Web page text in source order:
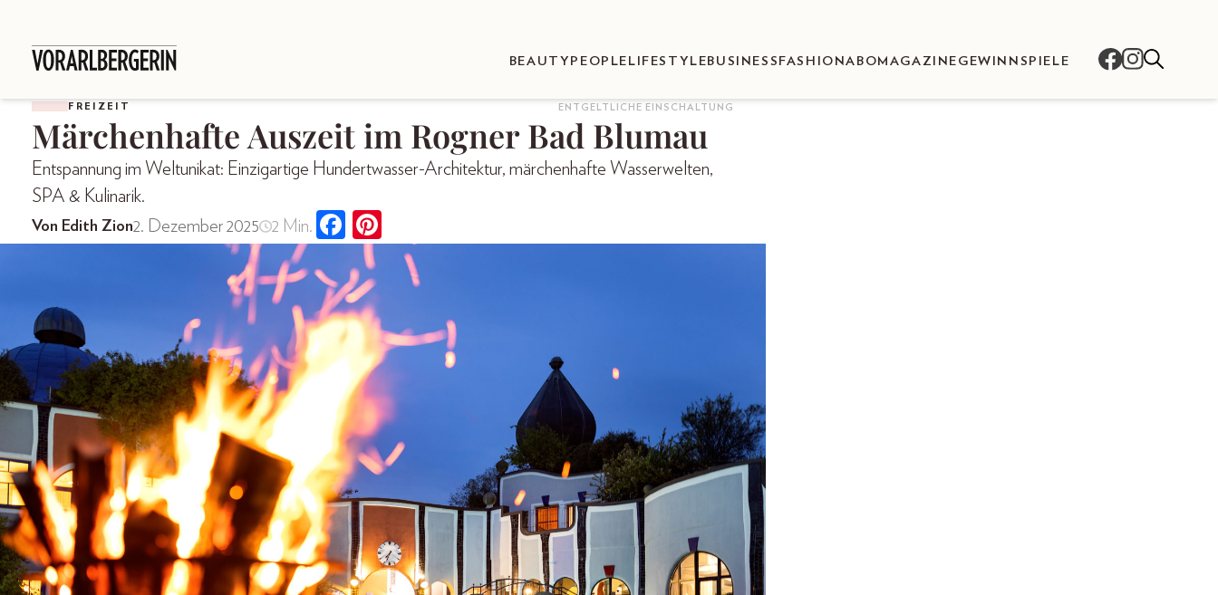
BEAUTY PEOPLE LIFESTYLEBUSINESS FASHIONABOMAGAZINE GEWINNSPIELE
FREIZEIT ENTGELTLICHE EINSCHALTUNG
Märchenhafte Auszeit im Rogner Bad Blumau
Entspannung im Weltunikat: Einzigartige Hundertwasser-Architektur, märchenhafte Wasserwelten,
SPA & Kulinarik.
Von Edith Zion2. Dezember 2025 2 Min.